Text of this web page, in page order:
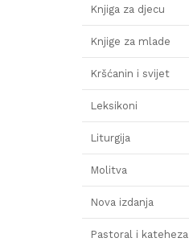
Knjiga za djecu
Knjige za mlade
Kršćanin i svijet
Leksikoni
Liturgija
Molitva
Nova izdanja
Pastoral i kateheza